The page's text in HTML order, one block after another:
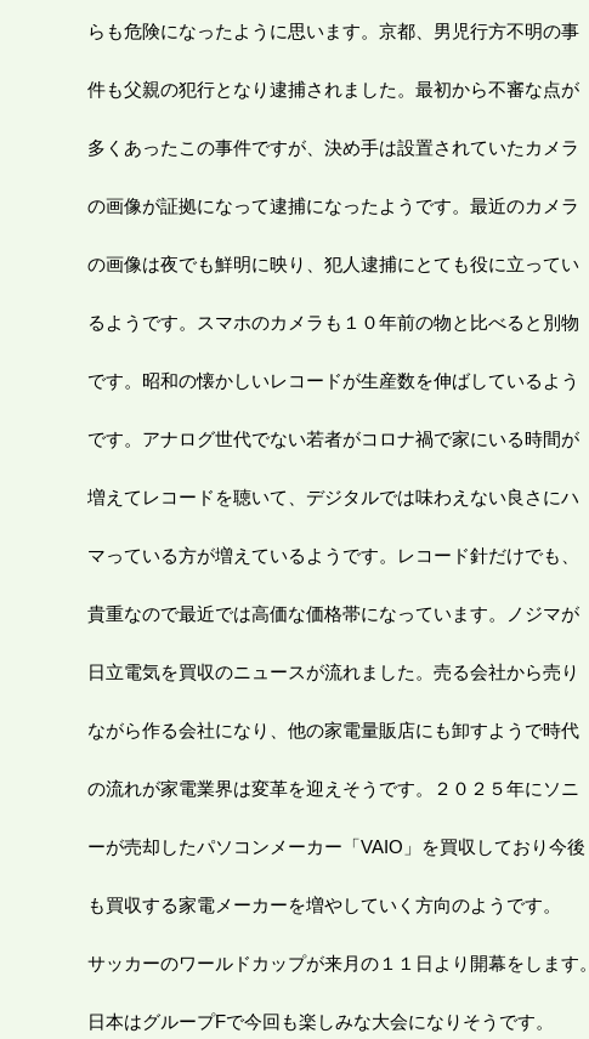
らも危険になったように思います。京都、男児行方不明の事
件も父親の犯行となり逮捕されました。最初から不審な点が
多くあったこの事件ですが、決め手は設置されていたカメラ
の画像が証拠になって逮捕になったようです。最近のカメラ
の画像は夜でも鮮明に映り、犯人逮捕にとても役に立ってい
るようです。スマホのカメラも１０年前の物と比べると別物
です。昭和の懐かしいレコードが生産数を伸ばしているよう
です。アナログ世代でない若者がコロナ禍で家にいる時間が
増えてレコードを聴いて、デジタルでは味わえない良さにハ
マっている方が増えているようです。レコード針だけでも、
貴重なので最近では高価な価格帯になっています。ノジマが
日立電気を買収のニュースが流れました。売る会社から売り
ながら作る会社になり、他の家電量販店にも卸すようで時代
の流れが家電業界は変革を迎えそうです。２０２５年にソニ
ーが売却したパソコンメーカー「VAIO」を買収しており今後
も買収する家電メーカーを増やしていく方向のようです。
サッカーのワールドカップが来月の１１日より開幕をします。
日本はグループFで今回も楽しみな大会になりそうです。